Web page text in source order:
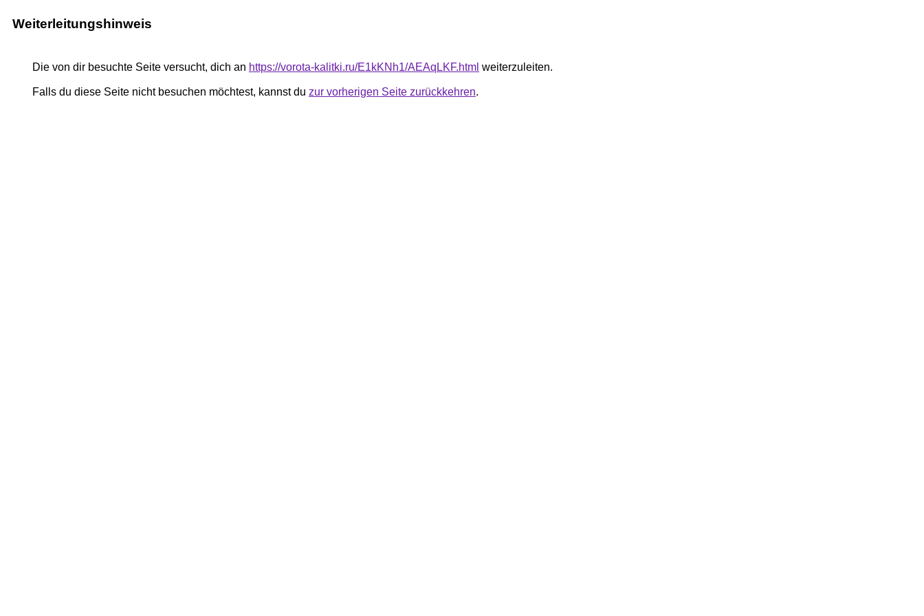
Weiterleitungshinweis
Die von dir besuchte Seite versucht, dich an https://vorota-kalitki.ru/E1kKNh1/AEAqLKF.html weiterzuleiten.
Falls du diese Seite nicht besuchen möchtest, kannst du zur vorherigen Seite zurückkehren.